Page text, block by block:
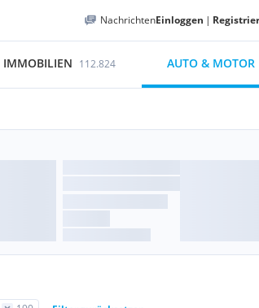
NachrichtenEinloggen |
IMMOBILIEN 112.824 AUTO & MOTOR